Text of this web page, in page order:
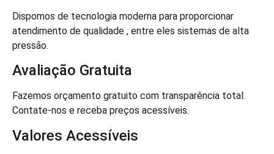
Dispomos de tecnologia moderna para proporcionar
atendimento de qualidade , entre eles sistemas de alta
pressão.
Avaliação Gratuita
Fazemos orçamento gratuito com transparência total.
Contate-nos e receba preços acessíveis.
Valores Acessíveis